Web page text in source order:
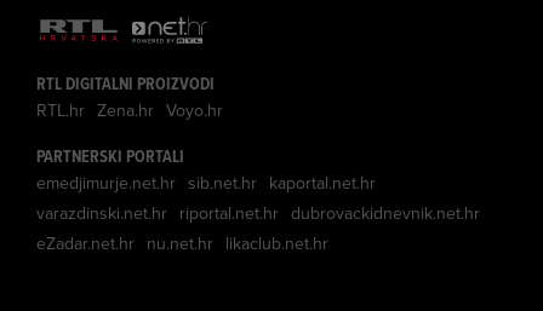
RTL DIGITALNI PROIZVODI
RTL.hr Zena.hr Voyo.hr
PARTNERSKI PORTALI
emedjimurje.net.hr sib.net.hr kaportal.net.hr
varazdinski.net.hr riportal.net.hr dubrovackidnevnik.net.hr
eZadar.net.hr nu.net.hr likaclub.net.hr